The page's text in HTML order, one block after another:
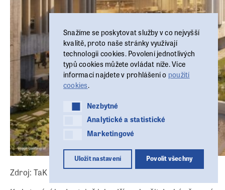
Zdroj: TaK Architects & Richmond International
Snažíme se poskytovat služby v co nejvyšší
kvalitě, proto naše stránky využívají
technologii cookies. Povolení jednotlivých
typů cookies můžete ovládat níže. Více
informací najdete v prohlášení o použití
cookies.
NezbytnéNezbytné
Analytické a statistické
Analytické a statistické
Marketingové
Marketingové
Uložit nastavení Povolit všechny